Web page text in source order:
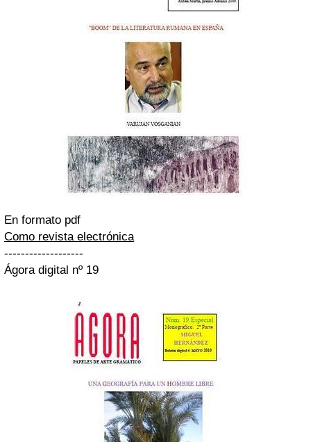
En formato pdf
Como revista electrónica
-------------------
Ágora digital nº 19